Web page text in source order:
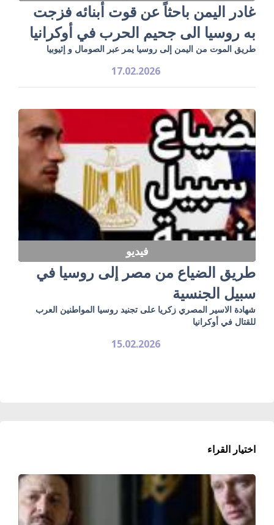
غادر اليمن باحثاً عن قوت أبنائه فزجت
به روسيا الى جحيم الحرب في أوكرانيا
طريق الموت من اليمن إلى روسيا يمر عبر الصومال و إثيوبيا
17.02.2026
فيديو
طريق الضياع من مصر إلى روسيا في
سبيل الجنسية
شهادة الاسير المصري زكريا على تجنيد روسيا المواطنين العرب
للقتال في أوكرانيا
15.02.2026
اختيار القراء